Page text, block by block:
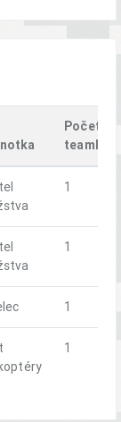
Počet
teamkillů
1
1
1
1